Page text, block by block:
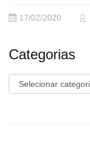
17/02/2020
Categorias
Categorias